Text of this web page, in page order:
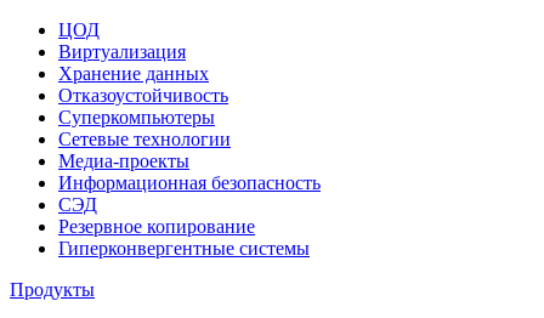
ЦОД
Виртуализация
Хранение данных
Отказоустойчивость
Суперкомпьютеры
Сетевые технологии
Медиа-проекты
Информационная безопасность
СЭД
Резервное копирование
Гиперконвергентные системы
Продукты